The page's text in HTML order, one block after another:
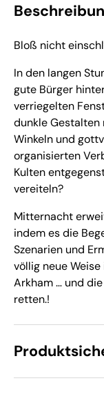
Bloß nicht
In den langen
gute Bürger
verriegelten
dunkle
Winkeln und
organisierten
Kulten
vereiteln?
Mitternacht
indem es die
Szenarien und
völlig neue
Arkham … und
retten.!